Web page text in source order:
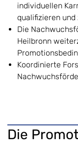
individuellen
qualifizieren und
Die
Heilbronn
Koordinierte
Die